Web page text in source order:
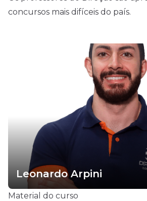
concursos mais difíceis do país.
Leonardo Arpini
Material do curso